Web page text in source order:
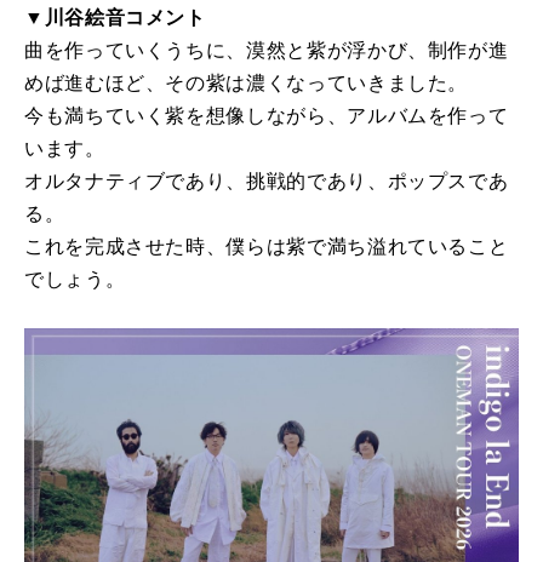
▼川谷絵音コメント
曲を作っていくうちに、漠然と紫が浮かび、制作が進
めば進むほど、その紫は濃くなっていきました。
今も満ちていく紫を想像しながら、アルバムを作って
います。
オルタナティブであり、挑戦的であり、ポップスであ
る。
これを完成させた時、僕らは紫で満ち溢れていること
でしょう。